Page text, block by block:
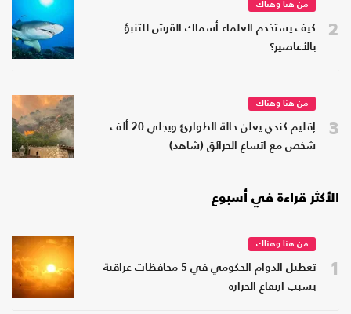
2
من هنا وهناك
كيف يستخدم العلماء أسماك القرش للتنبؤ
بالأعاصير؟
3
من هنا وهناك
إقليم كندي يعلن حالة الطوارئ ويجلي 20 ألف
شخص مع اتساع الحرائق (شاهد)
الأكثر قراءة في أسبوع
1
من هنا وهناك
تعطيل الدوام الحكومي في 5 محافظات عراقية
بسبب ارتفاع الحرارة